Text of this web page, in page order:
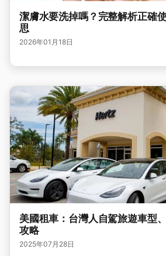
潔膚水要洗掉嗎？完整解析正確
思
2026年01月18日
美國租車：台灣人自駕旅遊車型
攻略
2025年07月28日